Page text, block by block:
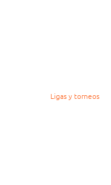
Ligas y torneos